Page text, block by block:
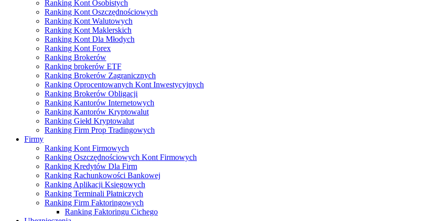
Ranking Kont Osobistych
Ranking Kont Oszczędnościowych
Ranking Kont Walutowych
Ranking Kont Maklerskich
Ranking Kont Dla Młodych
Ranking Kont Forex
Ranking Brokerów
Ranking brokerów ETF
Ranking Brokerów Zagranicznych
Ranking Oprocentowanych Kont Inwestycyjnych
Ranking Brokerów Obligacji
Ranking Kantorów Internetowych
Ranking Kantorów Kryptowalut
Ranking Giełd Kryptowalut
Ranking Firm Prop Tradingowych
Firmy
Ranking Kont Firmowych
Ranking Oszczędnościowych Kont Firmowych
Ranking Kredytów Dla Firm
Ranking Rachunkowości Bankowej
Ranking Aplikacji Księgowych
Ranking Terminali Płatniczych
Ranking Firm Faktoringowych
Ranking Faktoringu Cichego